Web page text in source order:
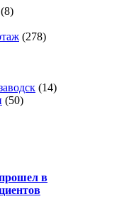
(8)
(278)
(14)
(50)
в